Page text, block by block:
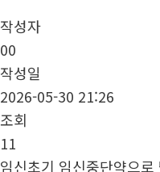
작성자
00
작성일
2026-05-30 21:26
조회
11
임신초기 임신중단약으로